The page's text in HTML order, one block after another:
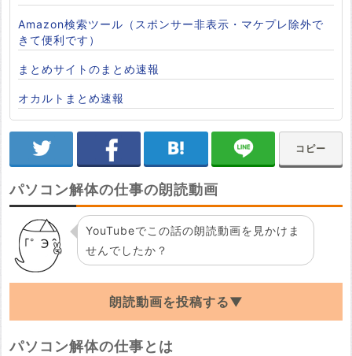
Amazon検索ツール（スポンサー非表示・マケプレ除外で
きて便利です）
まとめサイトのまとめ速報
オカルトまとめ速報
コピー
パソコン解体の仕事の朗読動画
YouTubeでこの話の朗読動画を見かけま
せんでしたか？
朗読動画を投稿する▼
「パソコン解体の仕事」の朗読動画を探してい
パソコン解体の仕事とは